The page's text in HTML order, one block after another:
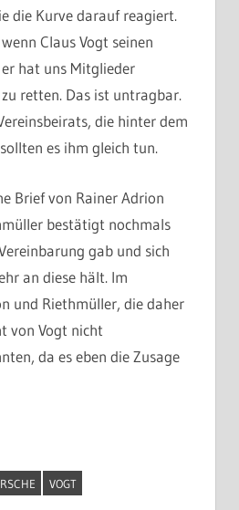
die Kurve darauf reagiert.
Claus Vogt seinen
hat uns Mitglieder
retten. Das ist untragbar.
die hinter dem
es ihm gleich tun.
Brief von Rainer Adrion
bestätigt nochmals
gab und sich
an diese hält. Im
und Riethmüller, die daher
von Vogt nicht
da es eben die Zusage
VOGT